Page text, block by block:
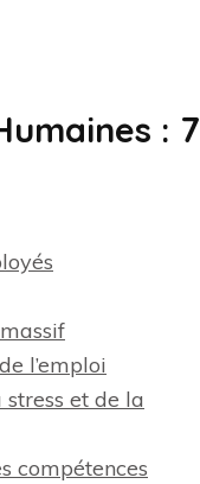
: 7
l’emploi
et de la
compétences